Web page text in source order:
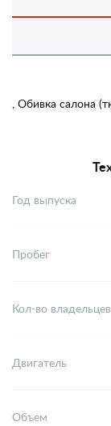
, Обивка салона
Год выпуска
Пробег
Кол-во владельцев
Двигатель
Объем